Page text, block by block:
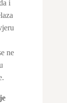
i
ne